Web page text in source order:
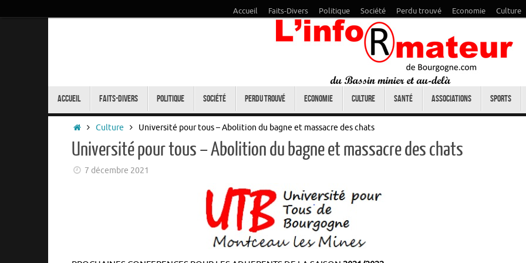
Accueil Faits-Divers Politique Société Perdu trouvé Economie Culture
Accueil Faits-Divers Politique Société Perdu trouvé Economie Culture Santé Associations Sports
Accueil
Culture Université pour tous – Abolition du bagne et massacre des chats
Université pour tous – Abolition du bagne et massacre des chats
7 décembre 2021